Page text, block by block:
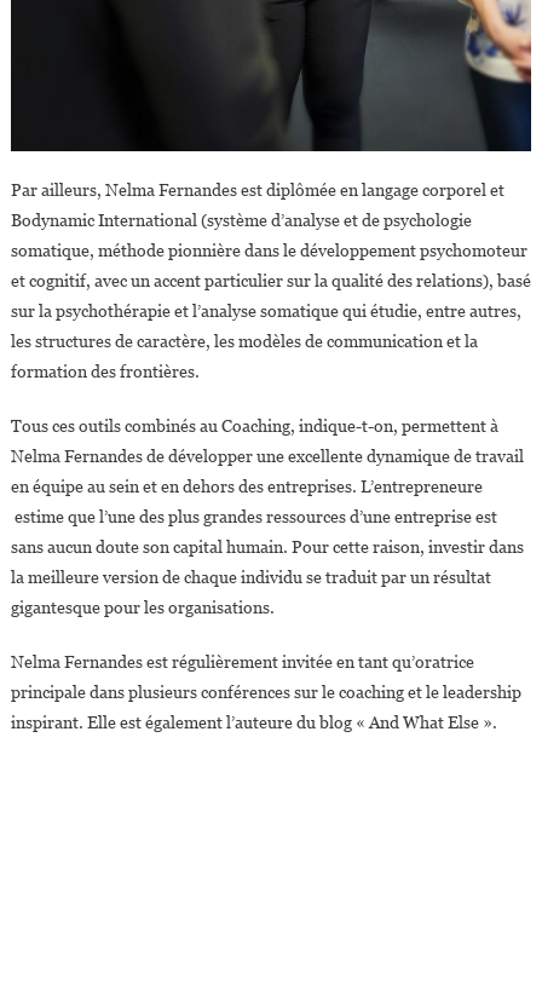
Par ailleurs, Nelma Fernandes est diplômée en langage corporel et
Bodynamic International (système d’analyse et de psychologie
somatique, méthode pionnière dans le développement psychomoteur
et cognitif, avec un accent particulier sur la qualité des relations), basé
sur la psychothérapie et l’analyse somatique qui étudie, entre autres,
les structures de caractère, les modèles de communication et la
formation des frontières.
Tous ces outils combinés au Coaching, indique-t-on, permettent à
Nelma Fernandes de développer une excellente dynamique de travail
en équipe au sein et en dehors des entreprises. L’entrepreneure
estime que l’une des plus grandes ressources d’une entreprise est
sans aucun doute son capital humain. Pour cette raison, investir dans
la meilleure version de chaque individu se traduit par un résultat
gigantesque pour les organisations.
Nelma Fernandes est régulièrement invitée en tant qu’oratrice
principale dans plusieurs conférences sur le coaching et le leadership
inspirant. Elle est également l’auteure du blog « And What Else ».